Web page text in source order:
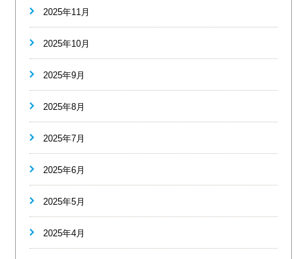
2025年11月
2025年10月
2025年9月
2025年8月
2025年7月
2025年6月
2025年5月
2025年4月